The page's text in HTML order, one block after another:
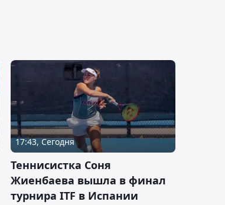
17:43, Сегодня
Теннисистка Соня
Жиенбаева вышла в финал
турнира ITF в Испании